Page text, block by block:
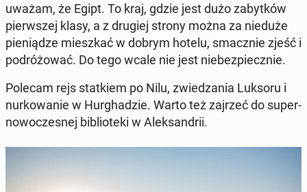
uważam, że Egipt. To kraj, gdzie jest dużo za­byt­ków
pierw­szej klasy, a z drugiej strony można za nieduże
pie­nią­dze miesz­kać w dobrym hotelu, smacz­nie zjeść i
po­dró­żo­wać. Do tego wcale nie jest nie­bez­piecz­nie.
Polecam rejs stat­kiem po Nilu, zwie­dza­nia Luksoru i
nur­ko­wa­nie w Hur­gha­dzie. Warto też zajrzeć do su­per­
no­wo­cze­snej bi­blio­te­ki w Alek­san­drii.